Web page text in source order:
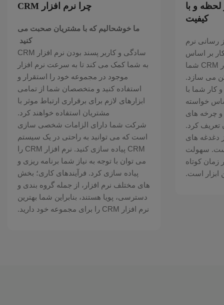
لحظه و با
کیفیت
رسانی نرم
بر اساس
نیازهای شما، اجرای نرم افزار CRM شما
می سازد.
کار شما با
خواسته
و چرخه های
تعریف کرد.
دغدغه های
است. سهولت
زمان کوتاه
ابزار است.
چرا نرم افزار CRM
ما خوشحالیم که با مشتریان صحبت می
کنید
سادگی و کاربر پسند بودن نرم افزار CRM
به شما کمک می کند تا به سرعت نرم افزار
موجود در مجموعه خود را استقرار و
استفاده کنید و متخصصان شما از تمامی
ابزارهای لازم برای برقراری ارتباط موثر با
مشتریان استفاده خواهند کرد.
شرکت شما دارای الزامات شخصی سازی
است که می توانید به راحتی در یک سیستم
CRM پیاده سازی کنید. نرم افزار CRM را
می توان با توجه به نیاز شما برنامه ریزی و
پیاده سازی کرد. فرآیندهای کاری؛ بخش
های مختلف نرم افزار، از جمله گروه بندی و
دسترسی، پویا هستند، بنابراین شما بهترین
نرم افزار CRM را برای مجموعه خود دارید.